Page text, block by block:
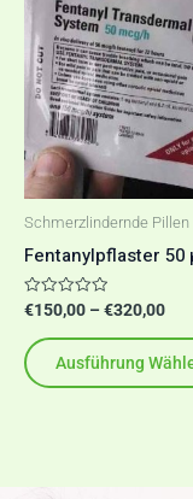
Schmerzlindernde Pillen
Fentanylpflaster 50
Bewertet
mit
von
5
€150,00 –€320,00
bis
Ausführung